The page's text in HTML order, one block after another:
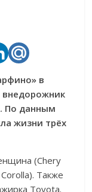
в
внедорожник
По данным
жизни трёх
(Chery
Также
Toyota.